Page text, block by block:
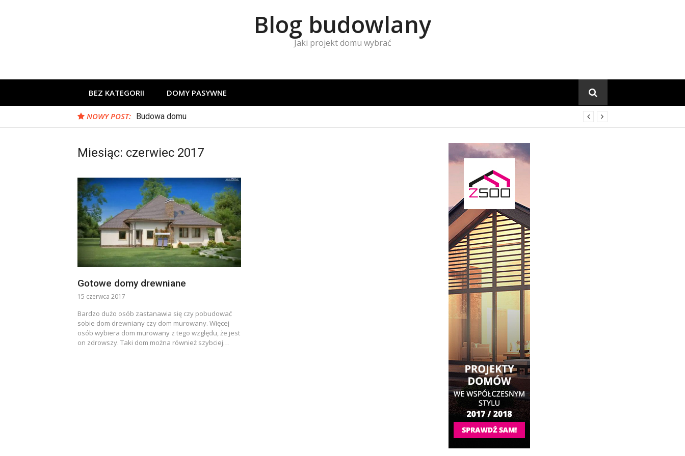
Blog budowlany
Jaki projekt domu wybrać
BEZ KATEGORII DOMY PASYWNE
NOWY POST: Budowa domu
Miesiąc: czerwiec 2017
Gotowe domy drewniane
15 czerwca 2017
Bardzo dużo osób zastanawia się czy pobudować
sobie dom drewniany czy dom murowany. Więcej
osób wybiera dom murowany z tego względu, że jest
on zdrowszy. Taki dom można również szybciej…